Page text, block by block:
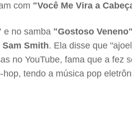
com "Você Me Vira a
e no samba "Gostoso Veneno"
Sam Smith. Ela disse que
no YouTube, fama que a
tendo a música pop